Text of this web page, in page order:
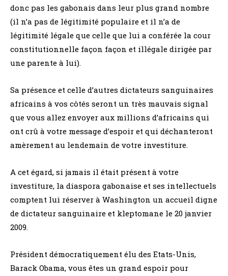
donc pas les gabonais dans leur plus grand nombre
(il n’a pas de légitimité populaire et il n’a de
légitimité légale que celle que lui a conférée la cour
constitutionnelle façon façon et illégale dirigée par
une parente à lui).
Sa présence et celle d’autres dictateurs sanguinaires
africains à vos côtés seront un très mauvais signal
que vous allez envoyer aux millions d’africains qui
ont crû à votre message d’espoir et qui déchanteront
amèrement au lendemain de votre investiture.
A cet égard, si jamais il était présent à votre
investiture, la diaspora gabonaise et ses intellectuels
comptent lui réserver à Washington un accueil digne
de dictateur sanguinaire et kleptomane le 20 janvier
2009.
Président démocratiquement élu des Etats-Unis,
Barack Obama, vous êtes un grand espoir pour